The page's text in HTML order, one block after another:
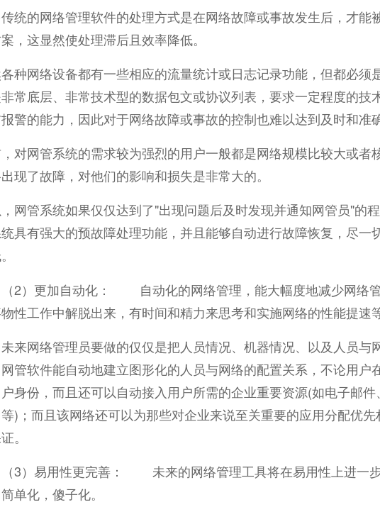
统的网络管理软件的处理方式是在网络故障或事故发生后，才能
，这显然使处理滞后且效率降低。
种网络设备都有一些相应的流量统计或日志记录功能，但都必
常底层、非常技术型的数据包文或协议列表，要求一定程度的技
警的能力，因此对于网络故障或事故的控制也难以达到及时和准确
对网管系统的需求较为强烈的用户一般都是网络规模比较大或者
现了故障，对他们的影响和损失是非常大的。
网管系统如果仅仅达到了"出现问题后及时发现并通知网管员"的
具有强大的预故障处理功能，并且能够自动进行故障恢复，尽一
）更加自动化： 自动化的网络管理，能大幅度地减少网络管
性工作中解脱出来，有时间和精力来思考和实施网络的性能提速
网络管理员要做的仅仅是把人员情况、机器情况、以及人员与
管软件能自动地建立图形化的人员与网络的配置关系，不论用户
身份，而且还可以自动接入用户所需的企业重要资源(如电子邮
)；而且该网络还可以为那些对企业来说至关重要的应用分配优
。
）易用性更完善： 未来的网络管理工具将在易用性上进一步
单化，傻子化。